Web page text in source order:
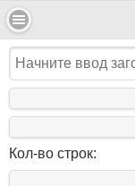
Кол-во строк: